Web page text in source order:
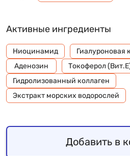
Активные ингредиенты
Ниоцинамид Гиалуроновая
Aденозин
Токоферол
Гидролизованный коллаген
Экстракт морских водорослей
Добавить в